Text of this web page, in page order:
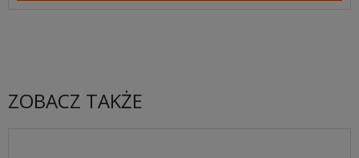
ZOBACZ TAKŻE